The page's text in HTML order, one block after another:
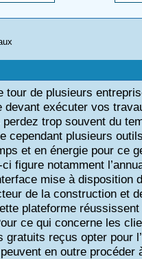
tour de plusieurs
exécuter vos
trop souvent du
cependant plusieurs
et en énergie pour ce
figure notamment
mise à disposition
de la construction et
plateforme réussissent
ce qui concerne les
gratuits reçus opter pour
en outre procéder